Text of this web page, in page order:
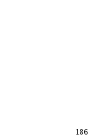
186